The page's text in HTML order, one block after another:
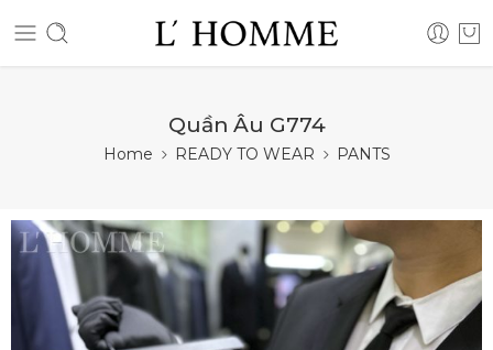
Quần Âu G774
Home READY TO WEAR PANTS